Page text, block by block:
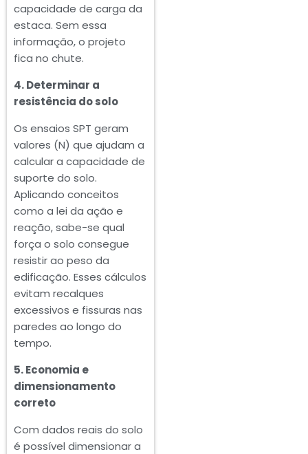
capacidade de carga da
estaca. Sem essa
informação, o projeto
fica no chute.
4. Determinar a
resistência do solo
Os ensaios SPT geram
valores (N) que ajudam a
calcular a capacidade de
suporte do solo.
Aplicando conceitos
como a lei da ação e
reação, sabe-se qual
força o solo consegue
resistir ao peso da
edificação. Esses cálculos
evitam recalques
excessivos e fissuras nas
paredes ao longo do
tempo.
5. Economia e
dimensionamento
correto
Com dados reais do solo
é possível dimensionar a